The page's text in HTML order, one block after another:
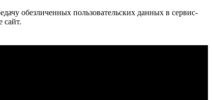
обезличенных пользовательских данных в сервис-
сайт.